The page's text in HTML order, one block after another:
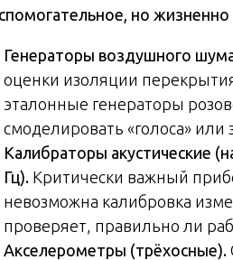
но
Генераторы воздушного
оценки изоляции
эталонные генераторы
смоделировать «голоса» или
Калибраторы акустические
Гц). Критически важный
невозможна калибровка
проверяет, правильно ли
Акселерометры (трёхосные).